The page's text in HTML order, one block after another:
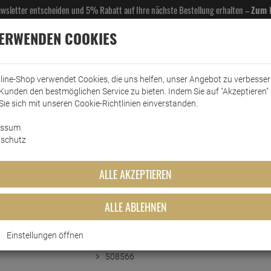
entscheiden und 5% Rabatt auf Ihre nächste Bestellung erhalten –Zum
& GASTROBEDARF DROGERIE KÜCHE & HAUSHALT KFZ
& Close 0,55 / 1,0 / 2,3
Kurzbeschreibung
508566
COOKIES
Shop verwendet Cookies, die uns helfen, unser Angebot zu
den bestmöglichen Service zu bieten. Indem Sie auf "Akzeptieren"
sich mit unseren Cookie-Richtlinien einverstanden.
ALLE AKZEPTIEREN
ALLE ABLEHNEN
Einstellungen öffnen